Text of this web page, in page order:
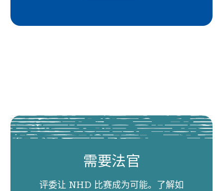
需要法官
评委让 NHD 比赛成为可能。了解如